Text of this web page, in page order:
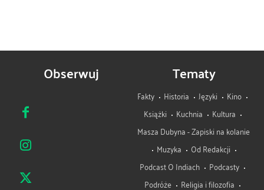
Obserwuj Tematy
Fakty Historia Języki
Kino
Książki
Kuchnia
Kultura
Masza Dubyna - Zapiski na kolanie
Muzyka
Od Redakcji
Podcast O Indiach
Podcasty
Podróże
Religia i filozofia